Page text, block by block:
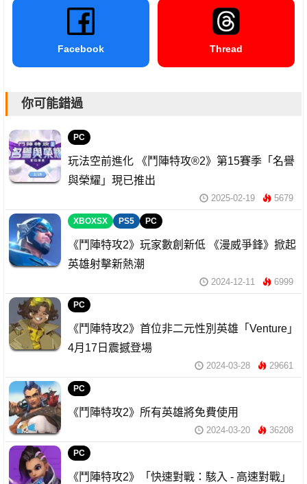
Facebook Thread
你可能錯過
PC
玩法空前進化 《鬥陣特攻®2》第15賽季「名譽
與榮耀」現已推出
2025-02-19 5679
XBOXSX PS5 PC
《鬥陣特攻2》玩家數創新低 《漫威爭鋒》掀起
英雄射擊新熱潮
2024-12-11 6999
PC
《鬥陣特攻2》首位非二元性別英雄「Venture」
4月17日震撼登場
2024-03-28 29661
PC
《鬥陣特攻2》所有英雄將免費使用
2024-03-20 36208
PC
《鬥陣特攻2》「快速對戰：駭入 - 高速對戰」